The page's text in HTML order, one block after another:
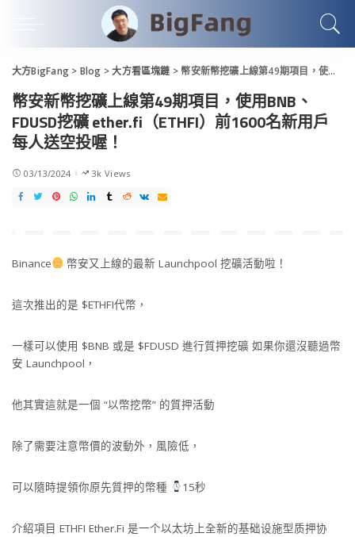
大方BigFang > Blog >大方看區塊鏈 > 幣安新幣挖礦上線第49期項目，使用BNB、FDUSD挖礦 ether.fi（ETHFI）前1600名新用戶每人送空投喔！
幣安新幣挖礦上線第49期項目，使用BNB、
FDUSD挖礦 ether.fi（ETHFI）前1600名新用戶
每人送空投喔！
03/13/2024 3k Views
Binance 幣安又上線的最新 Launchpool 挖礦活動啦！
這次推出的是 $ETHFI代幣，
一樣可以使用 $BNB 或是 $FDUSD 進行質押挖礦 如果你還沒聽過幣
安 Launchpool，
他其實這就是一個 “以幣挖幣” 的質押活動
除了需要注意幣價的波動外，風險低，
可以隨時提領你原先質押的幣種 15秒
介紹項目 ETHFI Ether.Fi 是一个以太坊上全新的基础设施型质押协